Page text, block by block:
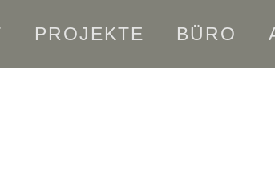
PROJEKTE BÜRO